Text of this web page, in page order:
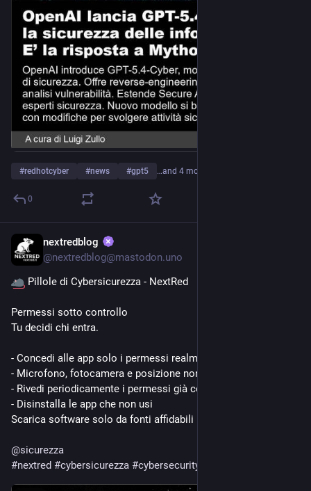
#redhotcyber #news #gpt5 …and 4 more
0
nextredblog
@nextredblog@mastodon.uno
Pillole di Cybersicurezza - NextRed
Permessi sotto controllo
Tu decidi chi entra.
- Concedi alle app solo i permessi realmente necessari
- Microfono, fotocamera e posizione non servono sempre
- Rivedi periodicamente i permessi già concessi
- Disinstalla le app che non usi
Scarica software solo da fonti affidabili
@sicurezza
#nextred #cybersicurezza #cybersecurity